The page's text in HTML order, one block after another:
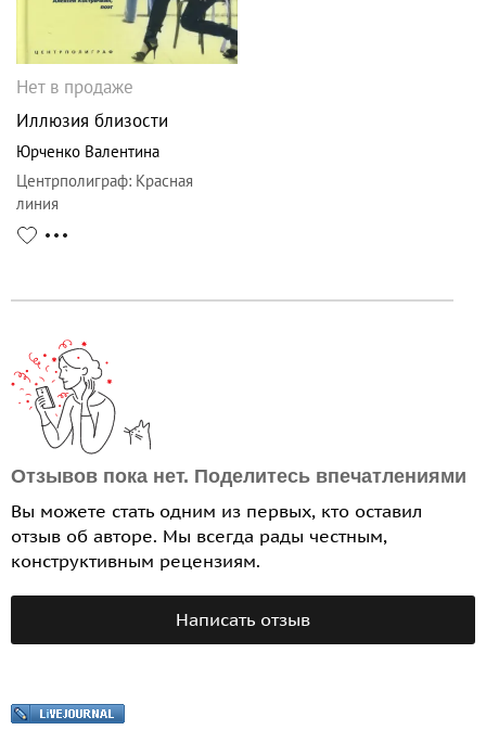
Нет в продаже
Иллюзия близости
Юрченко Валентина
Центрполиграф: Красная
линия
Отзывов пока нет. Поделитесь впечатлениями
Вы можете стать одним из первых, кто оставил
отзыв об авторе. Мы всегда рады честным,
конструктивным рецензиям.
Написать отзыв